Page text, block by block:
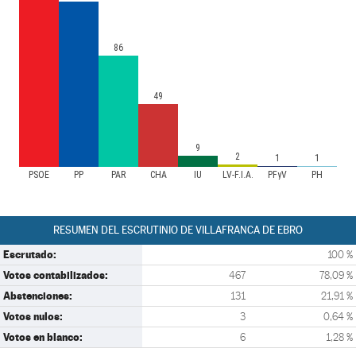
PSOE PP PAR CHA IU LV-F.I.A. PFyV PH
86
49
9
2 1 1
RESUMEN DEL ESCRUTINIO DE VILLAFRANCA DE EBRO
Escrutado: 100 %
Votos contabilizados: 467 78,09 %
Abstenciones: 131 21,91 %
Votos nulos: 3 0,64 %
Votos en blanco: 6 1,28 %